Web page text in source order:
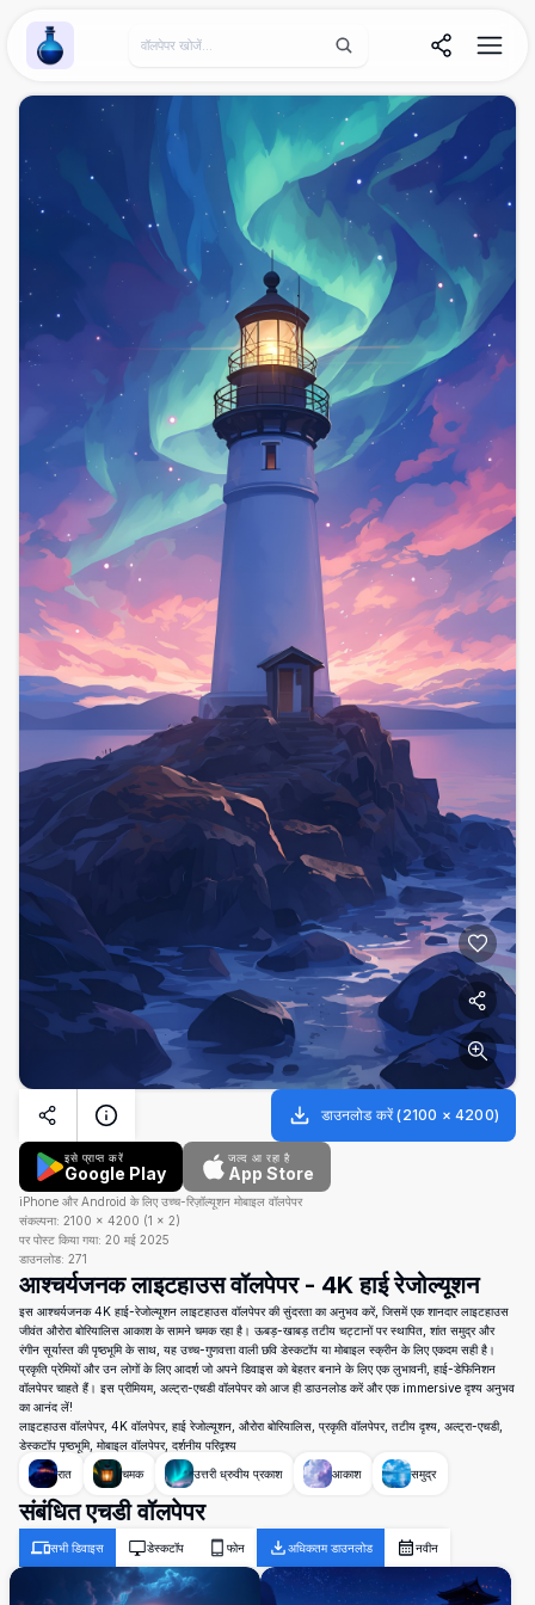
Wallpaper Alchemy
डाउनलोड करें(2100 × 4200)
इसे प्राप्त करें
Google Play
जल्द आ रहा है
App Store
iPhone और Android के लिए उच्च-रिज़ॉल्यूशन मोबाइल वॉलपेपर
संकल्पना: 2100 × 4200 (1 × 2)
पर पोस्ट किया गया: 20 मई 2025
डाउनलोड: 271
आश्चर्यजनक लाइटहाउस वॉलपेपर - 4K हाई रेजोल्यूशन
इस आश्चर्यजनक 4K हाई-रेजोल्यूशन लाइटहाउस वॉलपेपर की सुंदरता का अनुभव करें, जिसमें एक शानदार लाइटहाउस
जीवंत औरोरा बोरियालिस आकाश के सामने चमक रहा है। ऊबड़-खाबड़ तटीय चट्टानों पर स्थापित, शांत समुद्र और
रंगीन सूर्यास्त की पृष्ठभूमि के साथ, यह उच्च-गुणवत्ता वाली छवि डेस्कटॉप या मोबाइल स्क्रीन के लिए एकदम सही है।
प्रकृति प्रेमियों और उन लोगों के लिए आदर्श जो अपने डिवाइस को बेहतर बनाने के लिए एक लुभावनी, हाई-डेफिनिशन
वॉलपेपर चाहते हैं। इस प्रीमियम, अल्ट्रा-एचडी वॉलपेपर को आज ही डाउनलोड करें और एक immersive दृश्य अनुभव
का आनंद लें!
लाइटहाउस वॉलपेपर, 4K वॉलपेपर, हाई रेजोल्यूशन, औरोरा बोरियालिस, प्रकृति वॉलपेपर, तटीय दृश्य, अल्ट्रा-एचडी,
डेस्कटॉप पृष्ठभूमि, मोबाइल वॉलपेपर, दर्शनीय परिदृश्य
रात
चमक उत्तरी ध्रुवीय प्रकाश आकाश समुद्र
संबंधित एचडी वॉलपेपर
सभी डिवाइस डेस्कटॉप फोन अधिकतम डाउनलोड नवीन